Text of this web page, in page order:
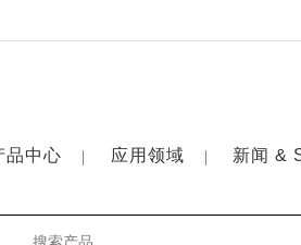
品中心 应用领域 新闻 &